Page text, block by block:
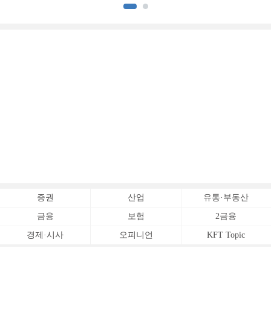
증권 산업 유통·부동산
금융 보험 2금융
경제·시사 오피니언 KFT Topic